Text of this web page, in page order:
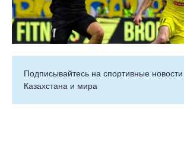
Подписывайтесь на cпортивные новости
Казахстана и мира